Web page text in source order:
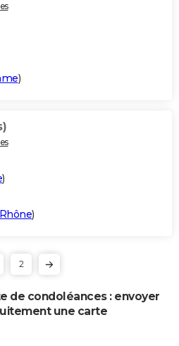
)
)
)
2
de condoléances : envoyer
une carte